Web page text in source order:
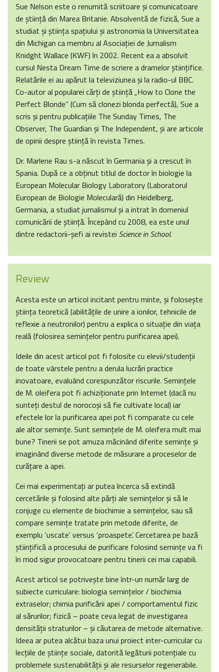
Sue Nelson este o renumită scriitoare şi comunicatoare
de ştiinţă din Marea Britanie. Absolventă de fizică, Sue a
studiat şi ştiinţa spaţiului şi astronomia la Universitatea
din Michigan ca membru al Asociaţiei de Jurnalism
Knidght Wallace (KWF) în 2002. Recent ea a absolvit
cursul Nesta Dream Time de scriere a dramelor ştiinţifice.
Relatările ei au apărut la televiziunea şi la radio-ul BBC.
Co-autor al popularei cărţi de ştiinţă „How to Clone the
Perfect Blonde” (Cum să clonezi blonda perfectă), Sue a
scris şi pentru publicaţiile The Sunday Times, The
Observer, The Guardian şi The Independent, şi are articole
de opinii despre ştiinţă în revista Times.
Dr. Marlene Rau s-a născut în Germania şi a crescut în
Spania. După ce a obţinut titlul de doctor în biologie la
European Molecular Biology Laboratory (Laboratorul
European de Biologie Moleculară) din Heidelberg,
Germania, a studiat jurnalismul şi a intrat în domeniul
comunicării de ştiinţă. Începând cu 2008, ea este unul
dintre redactorii-şefi ai revistei Science in School.
Review
Acesta este un articol incitant pentru minte, şi foloseşte
ştiinţa teoretică (abilităţile de unire a ionilor, tehnicile de
reflexie a neutronilor) pentru a explica o situaţie din viaţa
reală (folosirea seminţelor pentru purificarea apei).
Ideile din acest articol pot fi folosite cu elevii/studenţii
de toate vârstele pentru a derula lucrări practice
inovatoare, evaluând corespunzător riscurile. Seminţele
de M. oleifera pot fi achiziţionate prin Internet (dacă nu
sunteţi destul de norocoşi să fie cultivate local) iar
efectele lor la purificarea apei pot fi comparate cu cele
ale altor seminţe. Sunt seminţele de M. oleifera mult mai
bune? Tinerii se pot amuza măcinând diferite seminţe şi
imaginând diverse metode de măsurare a proceselor de
curăţare a apei.
Cei mai experimentaţi ar putea încerca să extindă
cercetările şi folosind alte părţi ale seminţelor şi să le
conjuge cu elemente de biochimie a seminţelor, sau să
compare seminţe tratate prin metode diferite, de
exemplu ‘uscate’ versus ‘proaspete’. Cercetarea pe bază
ştiinţifică a procesului de purificare folosind seminţe va fi
în mod sigur provocatoare pentru tinerii cei mai capabili.
Acest articol se potriveşte bine într-un număr larg de
subiecte curriculare: biologia seminţelor / biochimia
extraselor; chimia purificării apei / comportamentul fizic
al sărurilor; fizică – poate ceva legat de investigarea
densităţii straturilor – şi căutarea de metode alternative.
Ideea ar putea alcătui baza unui proiect inter-curricular cu
lecţiile de ştiinţe sociale, datorită legăturii potenţiale cu
problemele sustenabilităţii şi ale resurselor regenerabile.